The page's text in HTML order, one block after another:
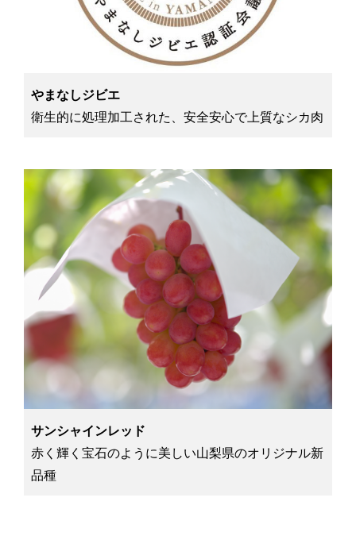
やまなしジビエ
衛生的に処理加工された、安全安心で上質なシカ肉
サンシャインレッド
赤く輝く宝石のように美しい山梨県のオリジナル新
品種